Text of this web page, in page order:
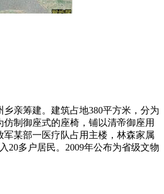
亲筹建。建筑占地380平方米，分为
制御座式的座椅，铺以清帝御座用
某部一医疗队占用主楼，林森家属
20多户居民。2009年公布为省级文物